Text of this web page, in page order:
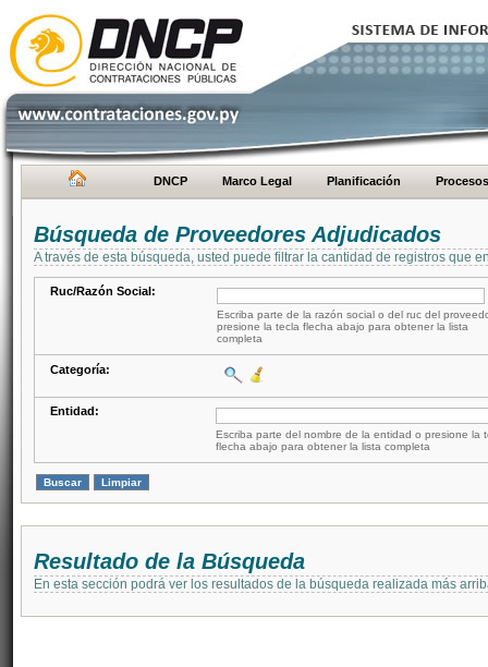
DNCP Marco Legal Planificación Procesos
Búsqueda de Proveedores Adjudicados
A través de esta búsqueda, usted puede filtrar la cantidad de registros que
Ruc/Razón Social:
Escriba parte de la razón social o del ruc del
presione la tecla flecha abajo para obtener la lista
completa
Categoría:
Entidad:
Escriba parte del nombre de la entidad o presione la
flecha abajo para obtener la lista completa
Resultado de la Búsqueda
En esta sección podrá ver los resultados de la búsqueda realizada más